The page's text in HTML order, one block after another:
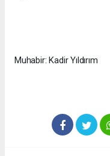
Muhabir: Kadir Yıldırım